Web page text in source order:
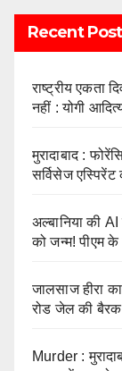
Recent
राष्ट्रीय एकता
नहीं : योगी
मुरादाबाद :
सर्विसेज
अल्बानिया की AI
को जन्‍म! पीएम के
जालसाज हीरा
रोड जेल की
Murder :